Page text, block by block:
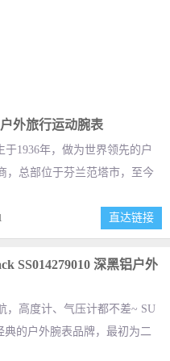
外旅行运动腕表
于1936年，做为世界领先的户
，总部位于芬兰范塔市，至今
直达链接
SS014279010 深黑铝户外
，高度计、气压计都不差~ SU
典的户外腕表品牌，最初为二